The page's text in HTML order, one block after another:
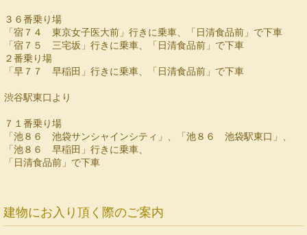
３６番乗り場
「宿７４ 東京女子医大前」行きに乗車、「日清食品前」で下車
「宿７５ 三宅坂」行きに乗車、「日清食品前」で下車
２番乗り場
「早７７ 早稲田」行きに乗車、「日清食品前」で下車
渋谷駅東口より
７１番乗り場
「池８６ 池袋サンシャインシティ」、「池８６ 池袋駅東口」、
「池８６ 早稲田」行きに乗車、
「日清食品前」で下車
建物にお入り頂く際のご案内